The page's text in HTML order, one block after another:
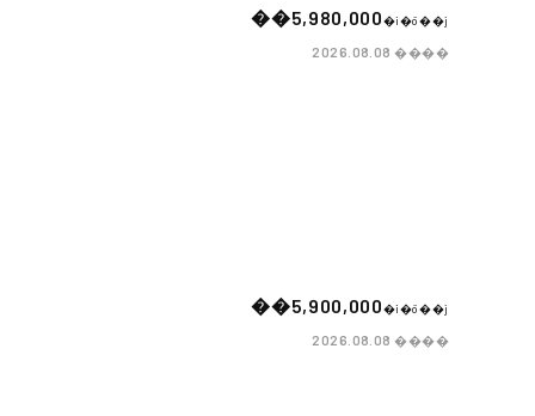
��5,980,000�i�ō��j
2026.08.08����
��5,900,000�i�ō��j
2026.08.08����